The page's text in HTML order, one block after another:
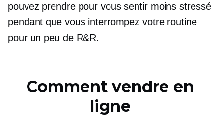
pouvez prendre pour vous sentir moins stressé
pendant que vous interrompez votre routine
pour un peu de R&R.
Comment vendre en
ligne